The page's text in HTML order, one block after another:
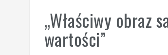
„Właściwy obraz
wartości”